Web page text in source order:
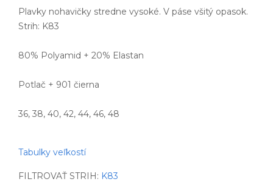
Plavky nohavičky stredne vysoké. V páse všitý opasok.
Strih: K83
80% Polyamid + 20% Elastan
Potlač + 901 čierna
36, 38, 40, 42, 44, 46, 48
Tabulky veľkostí
FILTROVAŤ STRIH: K83